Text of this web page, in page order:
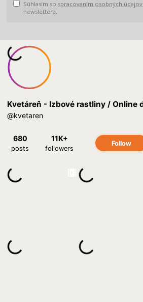
Súhlasím so spracovaním osobných údajov
newslettera.